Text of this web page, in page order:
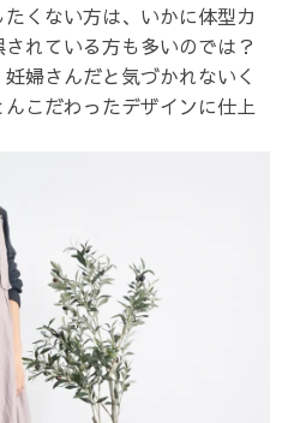
くない方は、いかに体型カ
れている方も多いのでは？
婦さんだと気づかれないく
こだわったデザインに仕上